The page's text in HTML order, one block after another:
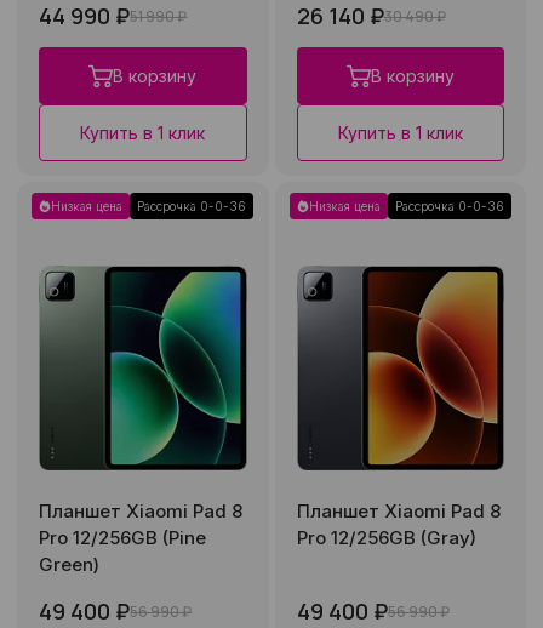
44 990 ₽51 990 ₽
В корзину
Купить в 1 клик
26 140 ₽30 490 ₽
В корзину
Купить в 1 клик
Низкая цена Рассрочка 0-0-36
Планшет Xiaomi Pad 8
Pro 12/256GB (Pine
Green)
49 400 ₽56 990 ₽
Низкая цена Рассрочка 0-0-36
Планшет Xiaomi Pad 8
Pro 12/256GB (Gray)
49 400 ₽56 990 ₽